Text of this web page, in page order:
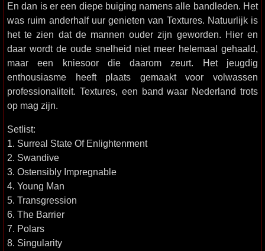
En dan is er een diepe buiging namens alle bandleden. Het
was ruim anderhalf uur genieten van Textures. Natuurlijk is
het te zien dat de mannen ouder zijn geworden. Hier en
daar wordt de oude snelheid niet meer helemaal gehaald,
maar een kniesoor die daarom zeurt. Het jeugdig
enthousiasme heeft plaats gemaakt voor volwassen
professionaliteit. Textures, een band waar Nederland trots
op mag zijn.
Setlist:
1. Surreal State Of Enlightenment
2. Swandive
3. Ostensibly Impregnable
4. Young Man
5. Transgression
6. The Barrier
7. Polars
8. Singularity